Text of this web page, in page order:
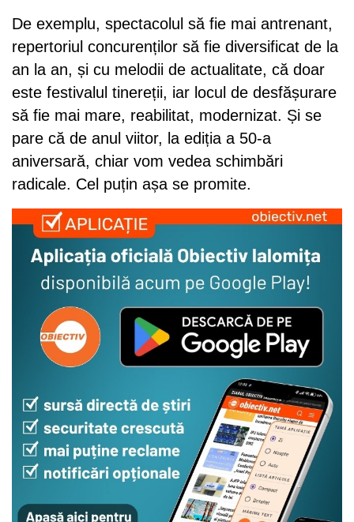
De exemplu, spectacolul să fie mai antrenant,
repertoriul concurenților să fie diversificat de la
an la an, și cu melodii de actualitate, că doar
este festivalul tinereții, iar locul de desfășurare
să fie mai mare, reabilitat, modernizat. Și se
pare că de anul viitor, la ediția a 50-a
aniversară, chiar vom vedea schimbări
radicale. Cel puțin așa se promite.